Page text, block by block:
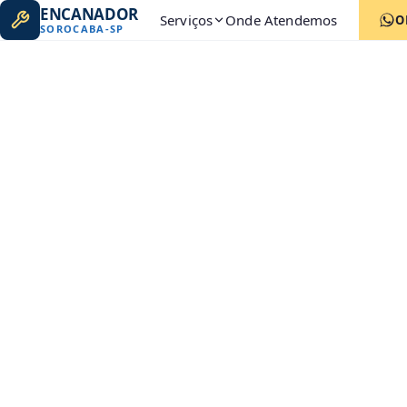
ENCANADOR
SOROCABA-SP Serviços Onde Atendemos